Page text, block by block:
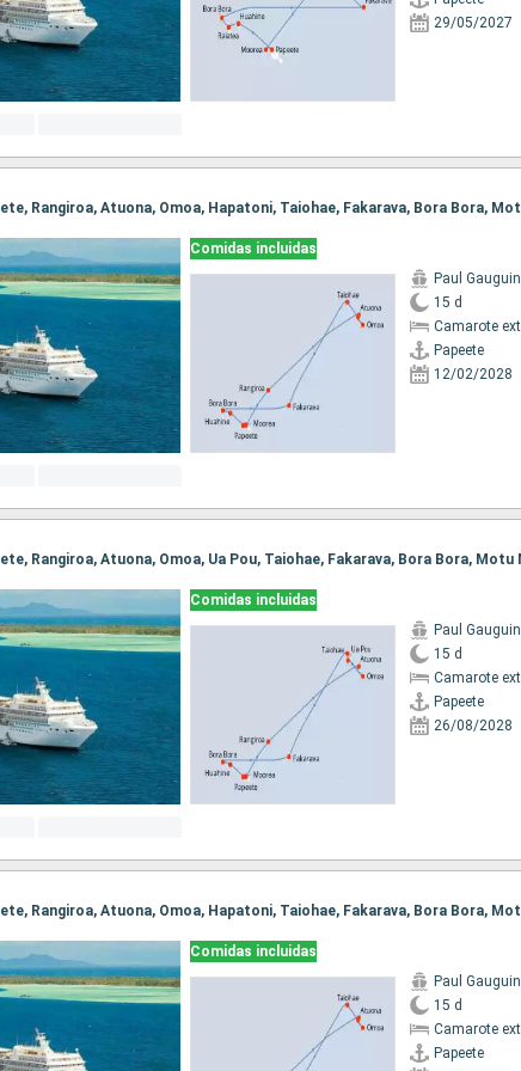
29/05/2027
Comidas incluidas
Paul Gauguin
15 d
Camarote
Papeete
12/02/2028
Comidas incluidas
Paul Gauguin
15 d
Camarote
Papeete
26/08/2028
Comidas incluidas
Paul Gauguin
15 d
Camarote
Papeete